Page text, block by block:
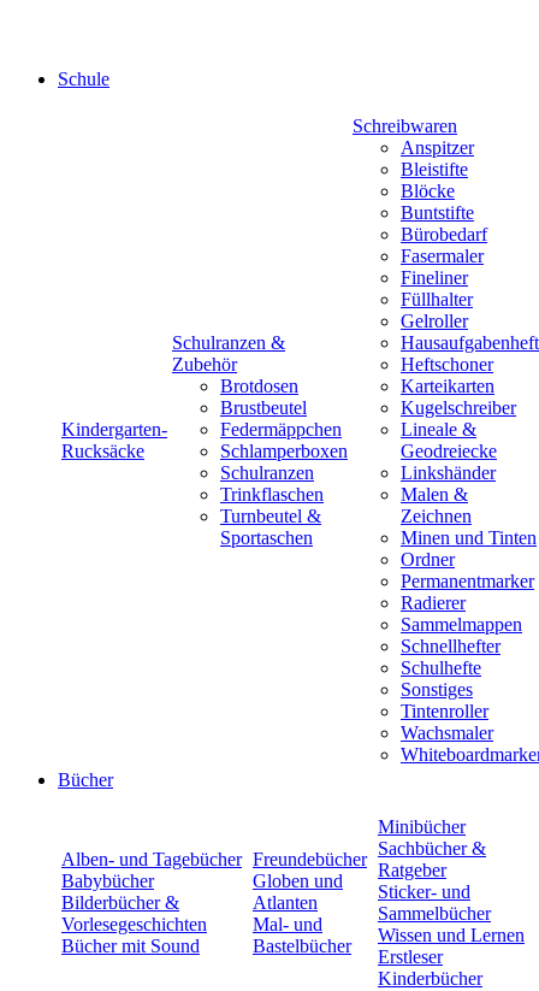
Schule
Kindergarten-
Rucksäcke
Schulranzen &
Zubehör
Brotdosen
Brustbeutel
Federmäppchen
Schlamperboxen
Schulranzen
Trinkflaschen
Turnbeutel &
Sportaschen
Schreibwaren
Anspitzer
Bleistifte
Blöcke
Buntstifte
Bürobedarf
Fasermaler
Fineliner
Füllhalter
Gelroller
Hausaufgabenheft
Heftschoner
Karteikarten
Kugelschreiber
Lineale &
Geodreiecke
Linkshänder
Malen &
Zeichnen
Minen und Tinten
Ordner
Permanentmarker
Radierer
Sammelmappen
Schnellhefter
Schulhefte
Sonstiges
Tintenroller
Wachsmaler
Bücher
Alben- und Tagebücher
Babybücher
Bilderbücher &
Vorlesegeschichten
Bücher mit Sound
Freundebücher
Globen und
Atlanten
Mal- und
Bastelbücher
Minibücher
Sachbücher &
Ratgeber
Sticker- und
Sammelbücher
Wissen und Lernen
Erstleser
Kinderbücher